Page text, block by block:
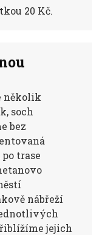
20 Kč.
několik
soch
bez
trase
nábřeží
jejich